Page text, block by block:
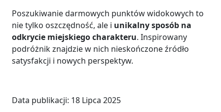
Poszukiwanie darmowych punktów widokowych to
nie tylko oszczędność, ale i unikalny sposób na
odkrycie miejskiego charakteru. Inspirowany
podróżnik znajdzie w nich nieskończone źródło
satysfakcji i nowych perspektyw.
Data publikacji: 18 Lipca 2025